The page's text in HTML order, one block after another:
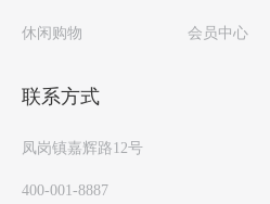
休闲购物 会员中心
联系方式
凤岗镇嘉辉路12号
400-001-8887